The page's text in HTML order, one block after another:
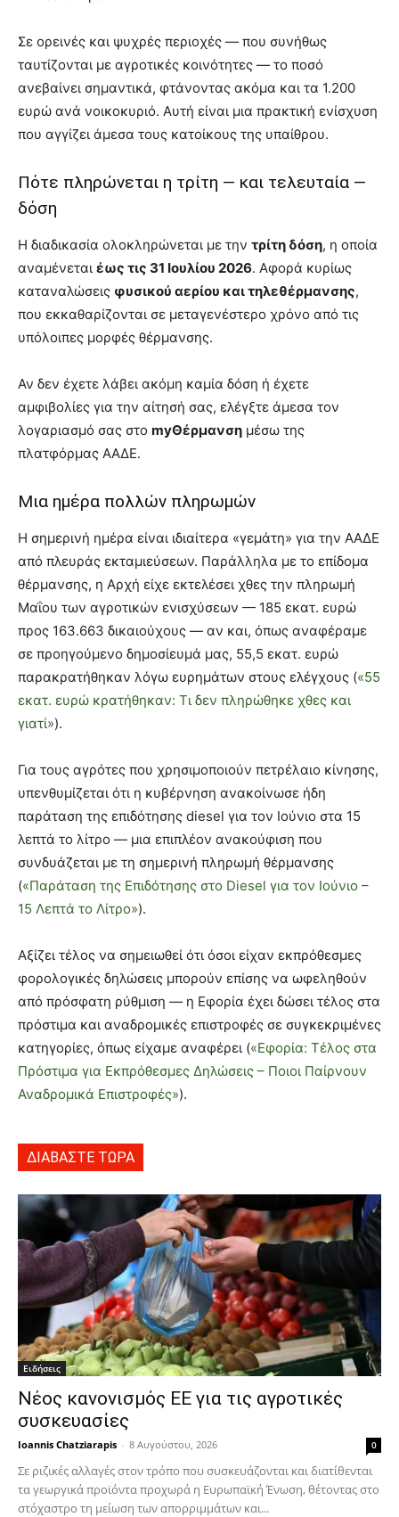
Σε ορεινές και ψυχρές περιοχές — που συνήθως
ταυτίζονται με αγροτικές κοινότητες — το ποσό
ανεβαίνει σημαντικά, φτάνοντας ακόμα και τα 1.200
ευρώ ανά νοικοκυριό. Αυτή είναι μια πρακτική ενίσχυση
που αγγίζει άμεσα τους κατοίκους της υπαίθρου.
Πότε πληρώνεται η τρίτη — και τελευταία —
δόση
Η διαδικασία ολοκληρώνεται με την τρίτη δόση, η οποία
αναμένεται έως τις 31 Ιουλίου 2026. Αφορά κυρίως
καταναλώσεις φυσικού αερίου και τηλεθέρμανσης,
που εκκαθαρίζονται σε μεταγενέστερο χρόνο από τις
υπόλοιπες μορφές θέρμανσης.
Αν δεν έχετε λάβει ακόμη καμία δόση ή έχετε
αμφιβολίες για την αίτησή σας, ελέγξτε άμεσα τον
λογαριασμό σας στο myΘέρμανση μέσω της
πλατφόρμας ΑΑΔΕ.
Μια ημέρα πολλών πληρωμών
Η σημερινή ημέρα είναι ιδιαίτερα «γεμάτη» για την ΑΑΔΕ
από πλευράς εκταμιεύσεων. Παράλληλα με το επίδομα
θέρμανσης, η Αρχή είχε εκτελέσει χθες την πληρωμή
Μαΐου των αγροτικών ενισχύσεων — 185 εκατ. ευρώ
προς 163.663 δικαιούχους — αν και, όπως αναφέραμε
σε προηγούμενο δημοσίευμά μας, 55,5 εκατ. ευρώ
παρακρατήθηκαν λόγω ευρημάτων στους ελέγχους («55
εκατ. ευρώ κρατήθηκαν: Τι δεν πληρώθηκε χθες και
γιατί»).
Για τους αγρότες που χρησιμοποιούν πετρέλαιο κίνησης,
υπενθυμίζεται ότι η κυβέρνηση ανακοίνωσε ήδη
παράταση της επιδότησης diesel για τον Ιούνιο στα 15
λεπτά το λίτρο — μια επιπλέον ανακούφιση που
συνδυάζεται με τη σημερινή πληρωμή θέρμανσης
(«Παράταση της Επιδότησης στο Diesel για τον Ιούνιο –
15 Λεπτά το Λίτρο»).
Αξίζει τέλος να σημειωθεί ότι όσοι είχαν εκπρόθεσμες
φορολογικές δηλώσεις μπορούν επίσης να ωφεληθούν
από πρόσφατη ρύθμιση — η Εφορία έχει δώσει τέλος στα
πρόστιμα και αναδρομικές επιστροφές σε συγκεκριμένες
κατηγορίες, όπως είχαμε αναφέρει («Εφορία: Τέλος στα
Πρόστιμα για Εκπρόθεσμες Δηλώσεις – Ποιοι Παίρνουν
Αναδρομικά Επιστροφές»).
ΔΙΑΒΑΣΤΕ ΤΩΡΑ
Ειδήσεις
Νέος κανονισμός ΕΕ για τις αγροτικές
συσκευασίες
Ioannis Chatziarapis - 8 Αυγούστου, 2026 0
Σε ριζικές αλλαγές στον τρόπο που συσκευάζονται και διατίθενται
τα γεωργικά προϊόντα προχωρά η Ευρωπαϊκή Ένωση, θέτοντας στο
στόχαστρο τη μείωση των απορριμμάτων και...